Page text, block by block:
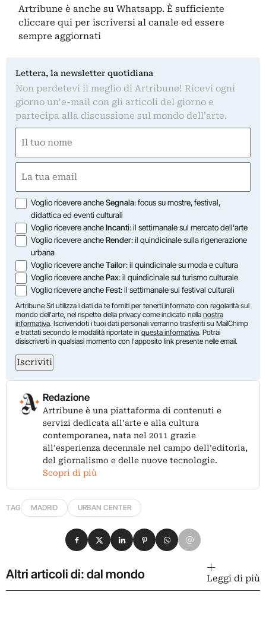
Artribune è anche su Whatsapp. È sufficiente
cliccare qui per iscriversi al canale ed essere
sempre aggiornati
Lettera, la newsletter quotidiana
Non perdetevi il meglio di Artribune! Ricevi ogni
giorno un'e-mail con gli articoli del giorno e
partecipa alla discussione sul mondo dell'arte.
(Required)
(Required)
Opzioni
Voglio ricevere ancheSegnala: focus su mostre, festival,
didattica ed eventi culturali
Voglio ricevere ancheIncanti: il settimanale sul mercato dell'arte
Voglio ricevere ancheRender: il quindicinale sulla rigenerazione
urbana
Voglio ricevere ancheTailor: il quindicinale su moda e cultura
Voglio ricevere anchePax: il quindicinale sul turismo culturale
Voglio ricevere ancheFest: il settimanale sui festival culturali
Artribune Srl utilizza i dati da te forniti per tenerti informato con regolarità sul
mondo dell'arte, nel rispetto della privacy come indicato nella nostra
informativa. Iscrivendoti i tuoi dati personali verranno trasferiti su MailChimp
e trattati secondo le modalità riportate in questa informativa. Potrai
disiscriverti in qualsiasi momento con l'apposito link presente nelle email.
Iscriviti
Redazione
Artribune è una piattaforma di contenuti e
servizi dedicata all’arte e alla cultura
contemporanea, nata nel 2011 grazie
all’esperienza decennale nel campo dell’editoria,
del giornalismo e delle nuove tecnologie.
Scopri di più
TAG MADRID URBAN CENTER
Condividi su Facebook
Condividi su X
Condividi su LinkedIn
Condividi su Pinterest
Condividi su WhatsApp
Condividi su Email
Altri articoli di: dal mondo Leggi di più